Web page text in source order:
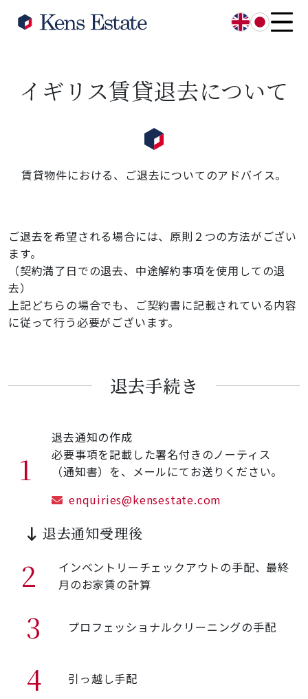
English日本語
イギリス賃貸退去について
賃貸物件における、ご退去についてのアドバイス。
ご退去を希望される場合には、原則２つの方法がござい
ます。
（契約満了日での退去、中途解約事項を使用しての退
去）
上記どちらの場合でも、ご契約書に記載されている内容
に従って行う必要がございます。
退去手続き
1
退去通知の作成
必要事項を記載した署名付きのノーティス
（通知書）を、メールにてお送りください。
enquiries@kensestate.com
退去通知受理後
2
インベントリーチェックアウトの手配、最終
月のお家賃の計算
3 プロフェッショナルクリーニングの手配
4 引っ越し手配